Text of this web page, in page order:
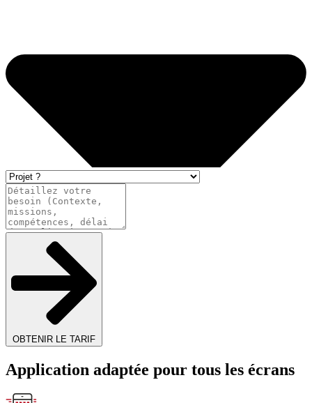
OBTENIR LE TARIF
Application adaptée pour tous les écrans